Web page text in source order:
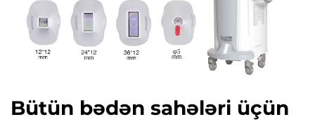
Bütün bədən sahələri üçün